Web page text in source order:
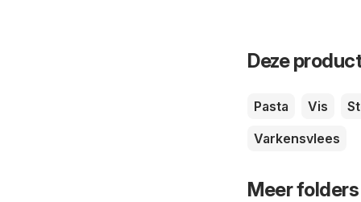
Deze
Pasta Vis
Varkensvlees
Meer